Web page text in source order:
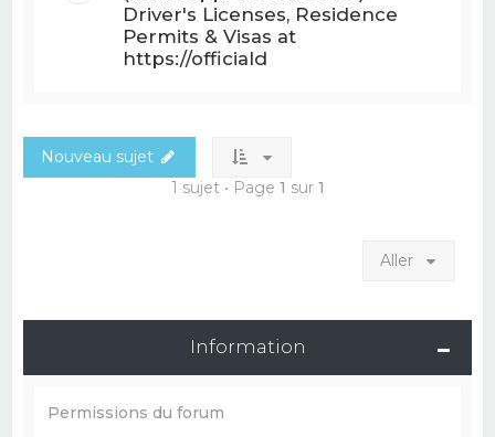
Driver's Licenses, Residence
Permits & Visas at
https://officiald
Nouveau sujet
1 sujet • Page 1 sur 1
Aller
Information
Permissions du forum